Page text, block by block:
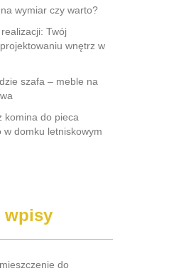
wymiar czy warto?
Twój
wnętrz w
szafa – meble na
komina do pieca
w domku letniskowym
wpisy
do